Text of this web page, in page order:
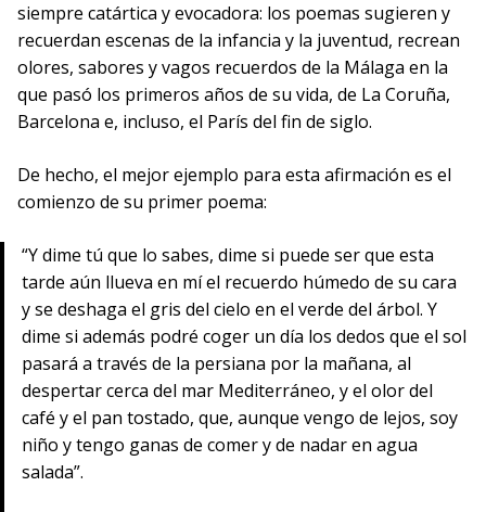
siempre catártica y evocadora: los poemas sugieren y
recuerdan escenas de la infancia y la juventud, recrean
olores, sabores y vagos recuerdos de la Málaga en la
que pasó los primeros años de su vida, de La Coruña,
Barcelona e, incluso, el París del fin de siglo.
De hecho, el mejor ejemplo para esta afirmación es el
comienzo de su primer poema:
“Y dime tú que lo sabes, dime si puede ser que esta
tarde aún llueva en mí el recuerdo húmedo de su cara
y se deshaga el gris del cielo en el verde del árbol. Y
dime si además podré coger un día los dedos que el sol
pasará a través de la persiana por la mañana, al
despertar cerca del mar Mediterráneo, y el olor del
café y el pan tostado, que, aunque vengo de lejos, soy
niño y tengo ganas de comer y de nadar en agua
salada”.